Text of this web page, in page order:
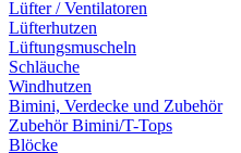
Lüfter / Ventilatoren
Lüfterhutzen
Lüftungsmuscheln
Schläuche
Windhutzen
Bimini, Verdecke und Zubehör
Zubehör Bimini/T-Tops
Blöcke